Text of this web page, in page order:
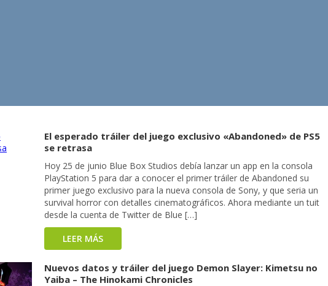
El esperado tráiler del juego exclusivo «Abandoned» de PS5
se retrasa
Hoy 25 de junio Blue Box Studios debía lanzar un app en la consola
PlayStation 5 para dar a conocer el primer tráiler de Abandoned su
primer juego exclusivo para la nueva consola de Sony, y que seria un
survival horror con detalles cinematográficos. Ahora mediante un tuit
desde la cuenta de Twitter de Blue […]
LEER MÁS
Nuevos datos y tráiler del juego Demon Slayer: Kimetsu no
Yaiba – The Hinokami Chronicles